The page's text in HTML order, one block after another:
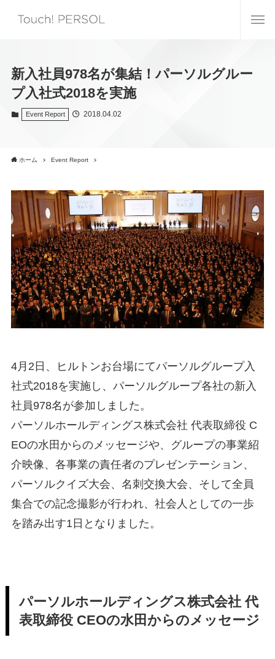
新入社員978名が集結！パーソルグルー
プ入社式2018を実施
Event Report 2018.04.02
ホーム Event Report
4月2日、ヒルトンお台場にてパーソルグループ入
社式2018を実施し、パーソルグループ各社の新入
社員978名が参加しました。
パーソルホールディングス株式会社 代表取締役 C
EOの水田からのメッセージや、グループの事業紹
介映像、各事業の責任者のプレゼンテーション、
パーソルクイズ大会、名刺交換大会、そして全員
集合での記念撮影が行われ、社会人としての一歩
を踏み出す1日となりました。
パーソルホールディングス株式会社 代
表取締役 CEOの水田からのメッセージ